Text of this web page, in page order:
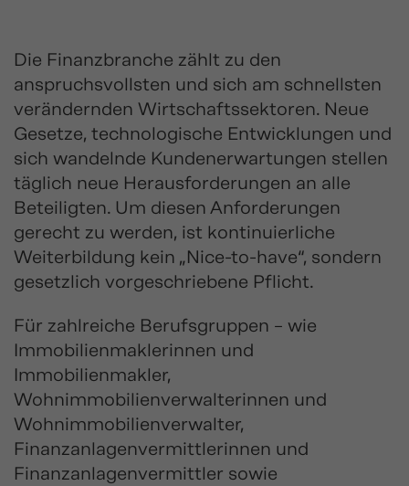
Die Finanzbranche zählt zu den
anspruchsvollsten und sich am schnellsten
verändernden Wirtschaftssektoren. Neue
Gesetze, technologische Entwicklungen und
sich wandelnde Kundenerwartungen stellen
täglich neue Herausforderungen an alle
Beteiligten. Um diesen Anforderungen
gerecht zu werden, ist kontinuierliche
Weiterbildung kein „Nice-to-have“, sondern
gesetzlich vorgeschriebene Pflicht.
Für zahlreiche Berufsgruppen – wie
Immobilienmaklerinnen und
Immobilienmakler,
Wohnimmobilienverwalterinnen und
Wohnimmobilienverwalter,
Finanzanlagenvermittlerinnen und
Finanzanlagenvermittler sowie